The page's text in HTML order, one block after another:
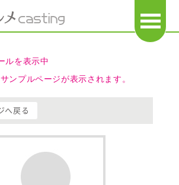
ルを表示中
ンプルページが表示されます。
へ戻る